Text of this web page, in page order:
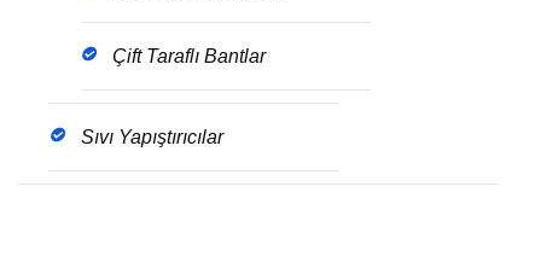
Çift Taraflı Bantlar
Sıvı Yapıştırıcılar